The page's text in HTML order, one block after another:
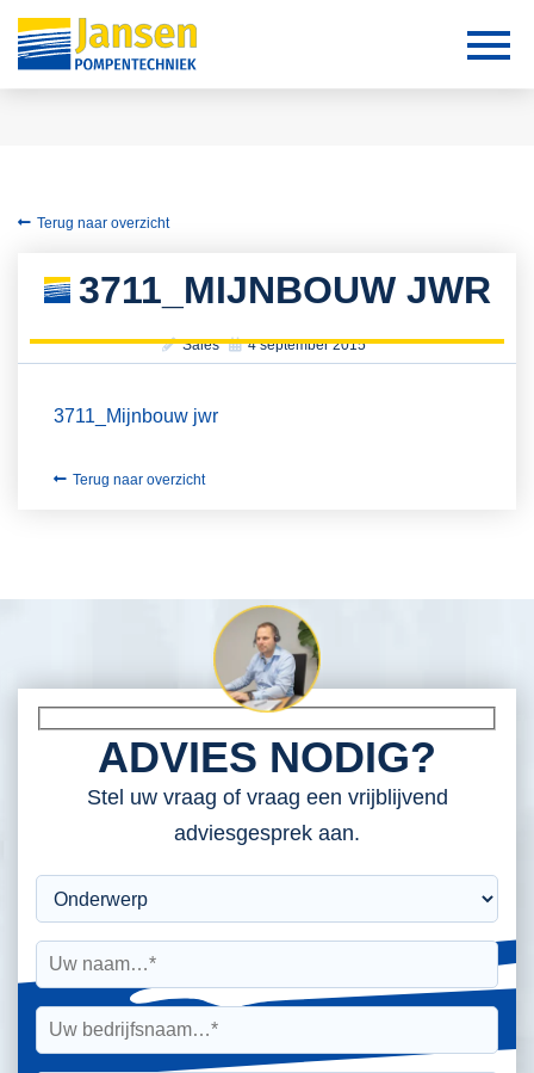
Terug naar overzicht
3711_MIJNBOUW JWR
Sales 4 september 2015
3711_Mijnbouw jwr
Terug naar overzicht
ADVIES NODIG?
Stel uw vraag of vraag een vrijblijvend
adviesgesprek aan.